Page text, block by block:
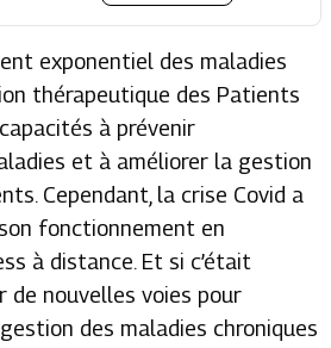
exponentiel des maladies
thérapeutique des Patients
à prévenir
et à améliorer la gestion
Cependant, la crise Covid a
fonctionnement en
à distance. Et si c’était
de nouvelles voies pour
des maladies chroniques